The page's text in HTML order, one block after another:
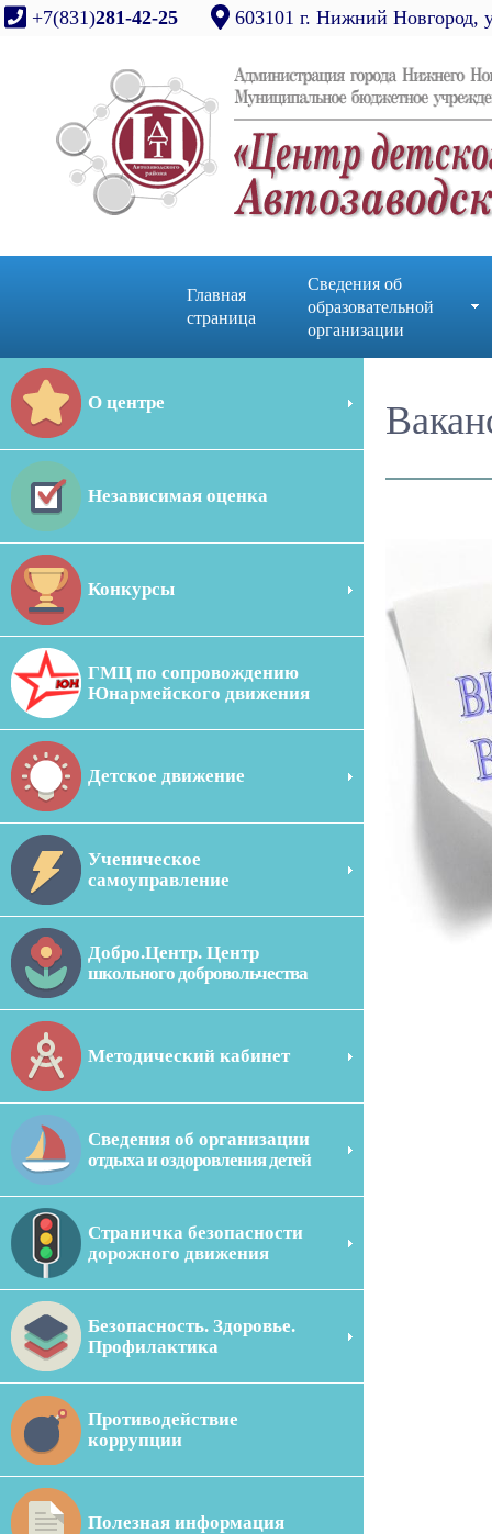
+7(831)281-42-25 603101 г. Нижний Новгород,
Главная
страница
Сведения об
образовательной
организации
О центре
Независимая оценка
Конкурсы
ГМЦ по сопровождению
Юнармейского движения
Детское движение
Ученическое
самоуправление
Добро.Центр. Центр
школьного добровольчества
Методический кабинет
Сведения об организации
отдыха и оздоровления детей
Страничка безопасности
дорожного движения
Безопасность. Здоровье.
Профилактика
Противодействие
коррупции
Полезная информация